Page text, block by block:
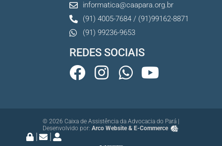
informatica@caapara.org.br
(91) 4005-7684 / (91)99162-8871
(91) 99236-9653
REDES SOCIAIS
© 2026 Caixa de Assistência da Advocacia do Pará |
Desenvolvido por: Arco Website & E-Commerce